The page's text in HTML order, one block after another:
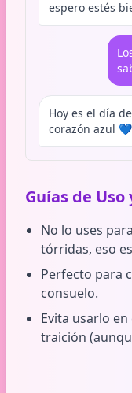
espero estés
Hoy es el día
corazón azul 💙
Guías de
No lo uses
tórridas, eso
Perfecto para
consuelo.
Evita usarlo
traición